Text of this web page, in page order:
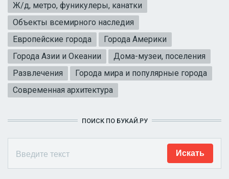
Ж/д, метро, фуникулеры, канатки
Объекты всемирного наследия
Европейские города
Города Америки
Города Азии и Океании
Дома-музеи, поселения
Развлечения
Города мира и популярные города
Современная архитектура
ПОИСК ПО БУКАЙ.РУ